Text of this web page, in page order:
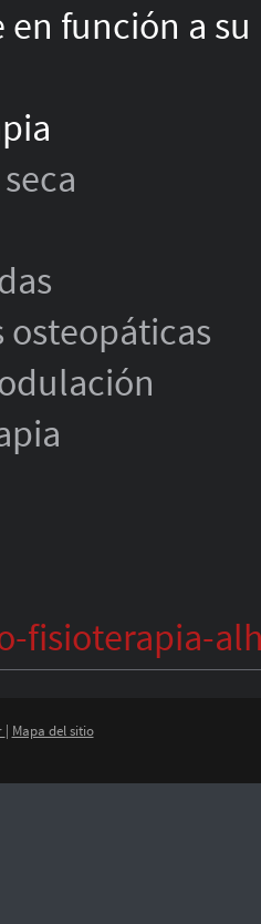
en función a
osteopáticas
fisioterapia-
| Mapa del sitio